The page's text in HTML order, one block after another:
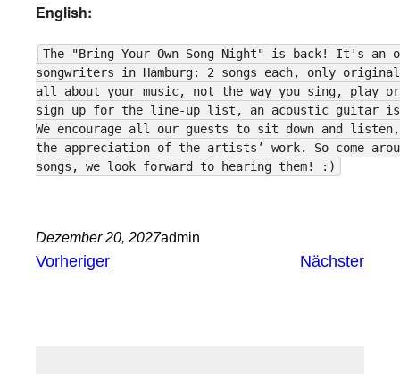
English:
The "Bring Your Own Song Night" is back! It's an
songwriters in Hamburg: 2 songs each, only
all about your music, not the way you sing, play
sign up for the line-up list, an acoustic guitar is
We encourage all our guests to sit down and listen,
the appreciation of the artists’ work. So come
songs, we look forward to hearing them! :)
Dezember 20, 2027admin
Vorheriger Nächster